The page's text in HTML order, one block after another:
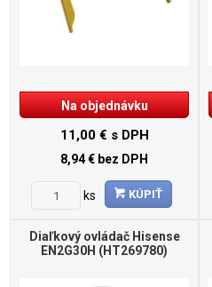
Na objednávku
11,00 € s DPH
8,94 € bez DPH
ks KÚPIŤ
Diaľkový ovládač Hisense
EN2G30H (HT269780)